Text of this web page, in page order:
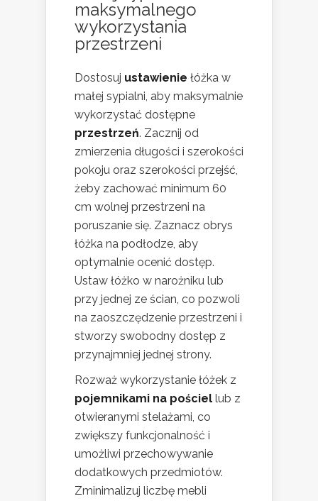
maksymalnego
wykorzystania
przestrzeni
Dostosuj ustawienie łóżka w
małej sypialni, aby maksymalnie
wykorzystać dostępne
przestrzeń. Zacznij od
zmierzenia długości i szerokości
pokoju oraz szerokości przejść,
żeby zachować minimum 60
cm wolnej przestrzeni na
poruszanie się. Zaznacz obrys
łóżka na podłodze, aby
optymalnie ocenić dostęp.
Ustaw łóżko w narożniku lub
przy jednej ze ścian, co pozwoli
na zaoszczędzenie przestrzeni i
stworzy swobodny dostęp z
przynajmniej jednej strony.
Rozważ wykorzystanie łóżek z
pojemnikami na pościel lub z
otwieranymi stelażami, co
zwiększy funkcjonalność i
umożliwi przechowywanie
dodatkowych przedmiotów.
Zminimalizuj liczbę mebli